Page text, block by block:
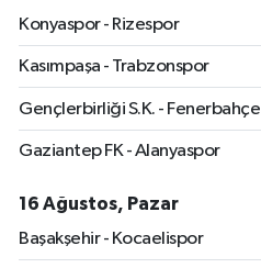
Konyaspor - Rizespor
Kasımpaşa - Trabzonspor
Gençlerbirliği S.K. - Fenerbahçe
Gaziantep FK - Alanyaspor
16 Ağustos, Pazar
Başakşehir - Kocaelispor